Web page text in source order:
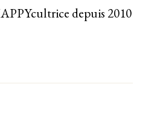
depuis 2010